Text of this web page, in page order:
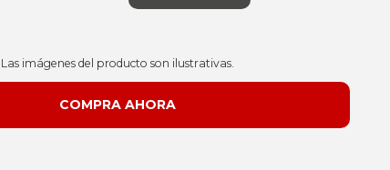
Las imágenes del producto son ilustrativas.